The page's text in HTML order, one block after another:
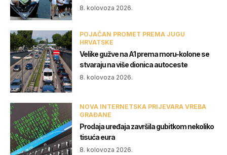
8. kolovoza 2026.
POJAČAN PROMET PREMA JUGU
HRVATSKE
Velike gužve na A1 prema moru-kolone se
stvaraju na više dionica autoceste
8. kolovoza 2026.
NOVA INTERNETSKA PRIJEVARA VREBA
GRAĐANE
Prodaja uređaja završila gubitkom nekoliko
tisuća eura
8. kolovoza 2026.